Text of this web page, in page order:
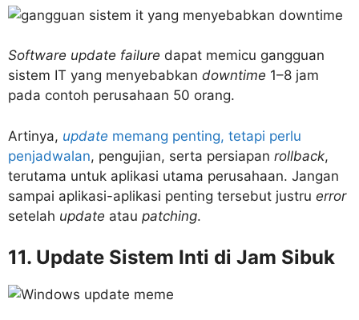
Software update failure dapat memicu gangguan
sistem IT yang menyebabkan downtime 1–8 jam
pada contoh perusahaan 50 orang.
Artinya, update memang penting, tetapi perlu
penjadwalan, pengujian, serta persiapan rollback,
terutama untuk aplikasi utama perusahaan. Jangan
sampai aplikasi-aplikasi penting tersebut justru error
setelah update atau patching.
11. Update Sistem Inti di Jam Sibuk